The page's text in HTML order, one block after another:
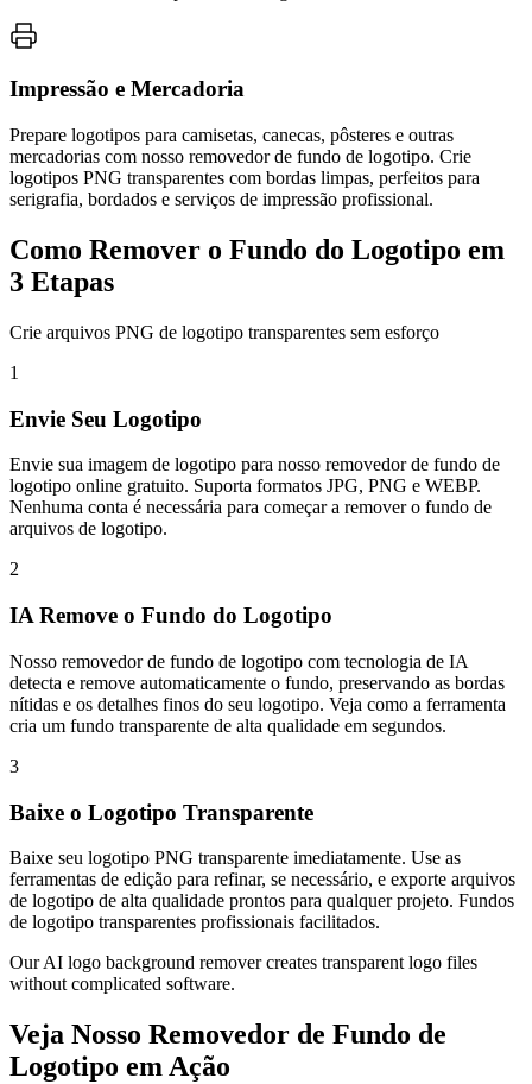
Impressão e Mercadoria
Prepare logotipos para camisetas, canecas, pôsteres e outras
mercadorias com nosso removedor de fundo de logotipo. Crie
logotipos PNG transparentes com bordas limpas, perfeitos para
serigrafia, bordados e serviços de impressão profissional.
Como Remover o Fundo do Logotipo em
3 Etapas
Crie arquivos PNG de logotipo transparentes sem esforço
1
Envie Seu Logotipo
Envie sua imagem de logotipo para nosso removedor de fundo de
logotipo online gratuito. Suporta formatos JPG, PNG e WEBP.
Nenhuma conta é necessária para começar a remover o fundo de
arquivos de logotipo.
2
IA Remove o Fundo do Logotipo
Nosso removedor de fundo de logotipo com tecnologia de IA
detecta e remove automaticamente o fundo, preservando as bordas
nítidas e os detalhes finos do seu logotipo. Veja como a ferramenta
cria um fundo transparente de alta qualidade em segundos.
3
Baixe o Logotipo Transparente
Baixe seu logotipo PNG transparente imediatamente. Use as
ferramentas de edição para refinar, se necessário, e exporte arquivos
de logotipo de alta qualidade prontos para qualquer projeto. Fundos
de logotipo transparentes profissionais facilitados.
Our AI logo background remover creates transparent logo files
without complicated software.
Veja Nosso Removedor de Fundo de
Logotipo em Ação